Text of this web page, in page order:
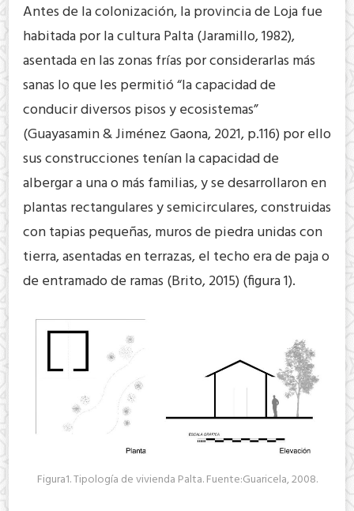
Antes de la colonización, la provincia de Loja fue
habitada por la cultura Palta (Jaramillo, 1982),
asentada en las zonas frías por considerarlas más
sanas lo que les permitió “la capacidad de
conducir diversos pisos y ecosistemas”
(Guayasamin & Jiménez Gaona, 2021, p.116) por ello
sus construcciones tenían la capacidad de
albergar a una o más familias, y se desarrollaron en
plantas rectangulares y semicirculares, construidas
con tapias pequeñas, muros de piedra unidas con
tierra, asentadas en terrazas, el techo era de paja o
de entramado de ramas (Brito, 2015) (figura 1).
Figura1. Tipología de vivienda Palta. Fuente:Guaricela, 2008.